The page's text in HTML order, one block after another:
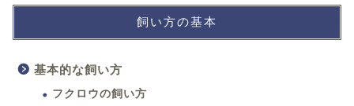
飼い方の基本
基本的な飼い方
フクロウの飼い方